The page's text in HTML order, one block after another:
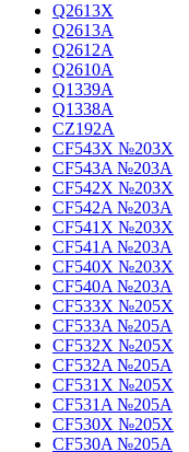
Q2613X
Q2613A
Q2612A
Q2610A
Q1339A
Q1338A
CZ192A
CF543X №203X
CF543A №203A
CF542X №203X
CF542A №203A
CF541X №203X
CF541A №203A
CF540X №203X
CF540A №203A
CF533X №205X
CF533A №205A
CF532X №205X
CF532A №205A
CF531X №205X
CF531A №205A
CF530X №205X
CF530A №205A